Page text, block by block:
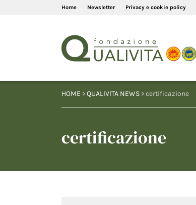
Home Newsletter Privacy e cookie policy
HOME >QUALIVITA NEWS > certificazione
certificazione